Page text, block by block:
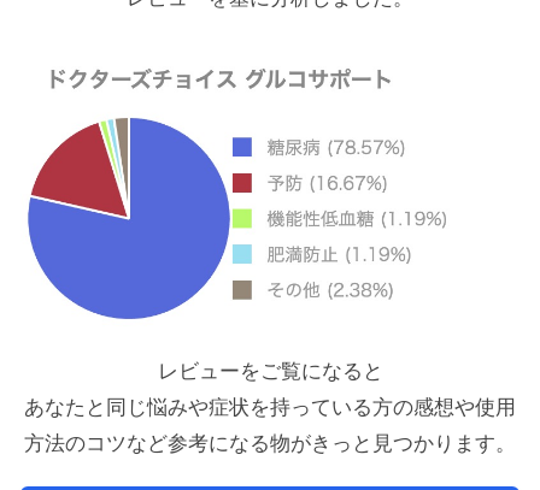
レビューをご覧になると
あなたと同じ悩みや症状を持っている方の感想や使用
方法のコツなど参考になる物がきっと見つかります。